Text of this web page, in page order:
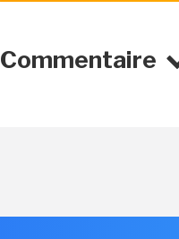
Commentaire